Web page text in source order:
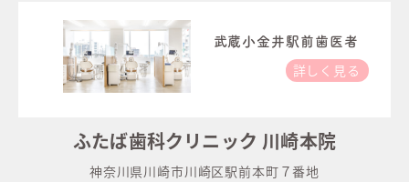
武蔵小金井駅前歯医者
詳しく見る
ふたば歯科クリニック 川崎本院
神奈川県川崎市川崎区駅前本町７番地